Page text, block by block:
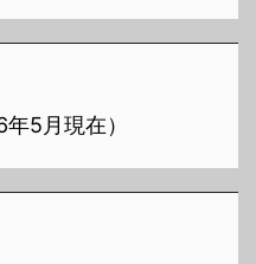
5月現在）